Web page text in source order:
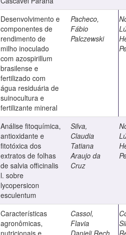
Desenvolvimento e
componentes de
rendimento de
milho inoculado
com azospirillum
brasilense e
fertilizado com
água residuária de
suinocultura e
fertilizante mineral
Pacheco,
Fábio
Palczewski
Análise fitoquímica,
antioxidante e
fitotóxica dos
extratos de folhas
de salvia officinalis
l. sobre
lycopersicon
esculentum
Silva,
Claudia
Tatiana
Araujo da
Cruz
Características
agronômicas,
nutricionais e
Cassol,
Flavia
Danieli Rech